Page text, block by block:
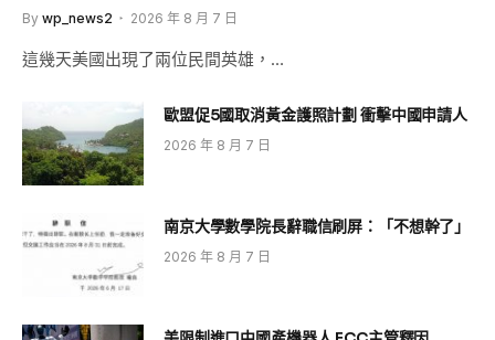
By wp_news2 2026 年 8 月 7 日
這幾天美國出現了兩位民間英雄，…
歐盟促5國取消黃金護照計劃 衝擊中國申請人
2026 年 8 月 7 日
南京大學數學院長辭職信刷屏：「不想幹了」
2026 年 8 月 7 日